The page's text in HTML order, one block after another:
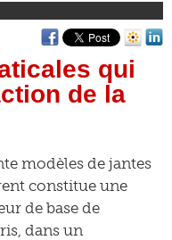
qui
de la
modèles de jantes
constitue une
de base de
dans un